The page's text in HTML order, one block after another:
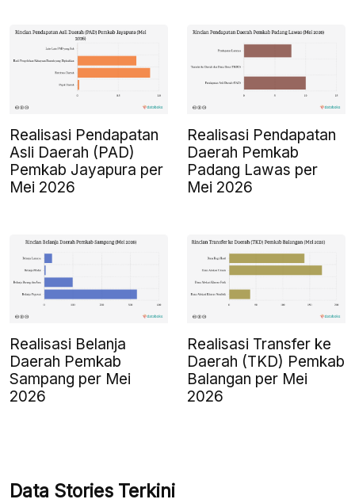
Realisasi Pendapatan
Asli Daerah (PAD)
Pemkab Jayapura per
Mei 2026
Realisasi Pendapatan
Daerah Pemkab
Padang Lawas per
Mei 2026
Realisasi Belanja
Daerah Pemkab
Sampang per Mei
2026
Realisasi Transfer ke
Daerah (TKD) Pemkab
Balangan per Mei
2026
Data Stories Terkini